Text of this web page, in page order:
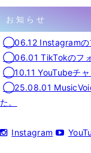
お知らせ
◯06.12 Instagramの
◯06.01 TikTokのフォ
◯10.11 YouTubeチャ
◯25.08.01
た。
Instagram